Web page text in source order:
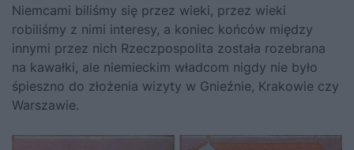
Niemcami biliśmy się przez wieki, przez wieki
robiliśmy z nimi interesy, a koniec końców między
innymi przez nich Rzeczpospolita została rozebrana
na kawałki, ale niemieckim władcom nigdy nie było
śpieszno do złożenia wizyty w Gnieźnie, Krakowie czy
Warszawie.